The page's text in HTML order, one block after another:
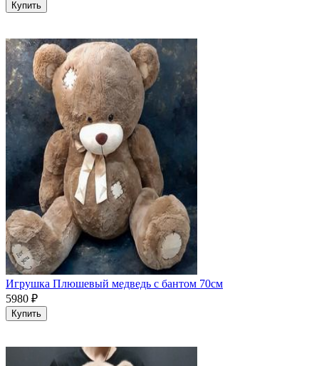
Купить
Игрушка Плюшевый медведь с бантом 70см
5980 ₽
Купить